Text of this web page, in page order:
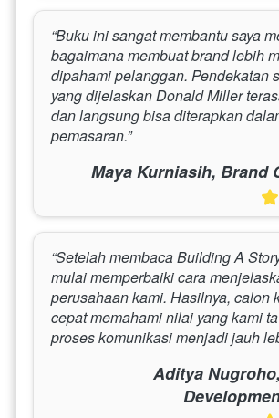
“Buku ini sangat membantu saya
bagaimana membuat brand lebih
dipahami pelanggan. Pendekatan
yang dijelaskan Donald Miller
dan langsung bisa diterapkan
pemasaran.”
Maya Kurniasih, Brand
“Setelah membaca Building A
mulai memperbaiki cara
perusahaan kami. Hasilnya, calon
cepat memahami nilai yang kami
proses komunikasi menjadi jauh
Aditya